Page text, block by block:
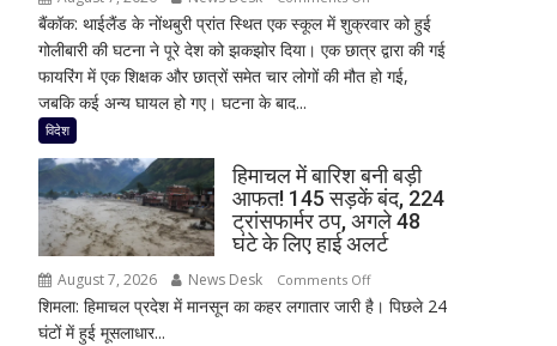
थाईलैंड
के
स्कूल
ने
की
अंधाधुंध
समेत
बैंकॉक: थाईलैंड के नोंथबुरी प्रांत स्थित एक स्कूल में शुक्रवार को हुई
गोलीबारी की घटना ने पूरे देश को झकझोर दिया। एक छात्र द्वारा की गई
फायरिंग में एक शिक्षक और छात्रों समेत चार लोगों की मौत हो गई,
जबकि कई अन्य घायल हो गए। घटना के बाद...
विदेश
हिमाचल में बारिश बनी बड़ी
आफत! 145 सड़कें बंद, 224
ट्रांसफार्मर ठप, अगले 48
घंटे के लिए हाई अलर्ट
August 7, 2026 News Desk Comments Offon
हिमाचल
शिमला: हिमाचल प्रदेश में मानसून का कहर लगातार जारी है। पिछले 24
घंटों में हुई मूसलाधार...